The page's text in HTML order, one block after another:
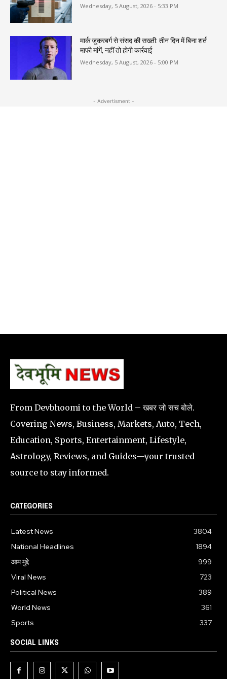
Wednesday, 5 August, 2026 - 5:33 PM
मार्क जुकरबर्ग से संसद की सख्ती: तीन दिन में बिना शर्त
माफी मांगें, नहीं तो होगी कार्रवाई
Wednesday, 5 August, 2026 - 5:00 PM
- Advertisment -
From Devbhoomi to the World – खबर जो सच बोले.
Covering News, Business, Markets, Auto, Tech,
Education, Sports, Entertainment, Lifestyle,
Astrology, Reviews, and Guides—your trusted
source to stay informed.
CATEGORIES
Latest News
3804
National Headlines
1894
आम मुद्दे
999
Viral News
723
Political News
389
World News
361
Sports
337
SOCIAL LINKS